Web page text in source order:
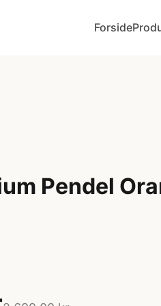
Forside
Pendel